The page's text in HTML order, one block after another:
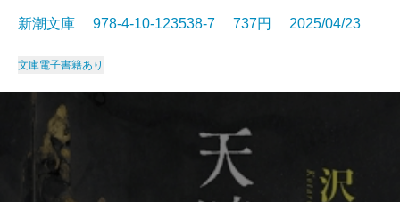
新潮文庫 978-4-10-123538-7 737円 2025/04/23
文庫電子書籍あり